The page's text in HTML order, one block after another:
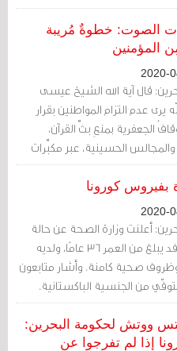
بالأصل ظروفاً صعبة واستغلالاً من
لها.
الصوت: خطوةٌ مُريبة
المؤمنين
قال آية الله الشيخ عيسى
يرى عدم التزام المواطنين بقرار
الجعفرية بمنعِ بثِّ القرآن،
والمجالس الحسينية، عبر مكبِّرات
شهر رمضان. وطالب إدارة
القرار.
بفيروس كورونا
أعلنت وزارة الصحة عن حالة
وفاة لوافد يبلغ من العمر 36 عامًا، ولديه
صحية كامنة. وأشار متابعون
من الجنسية الباكستانية.
ووتش لحكومة البحرين:
إذا لم تفرجوا عن